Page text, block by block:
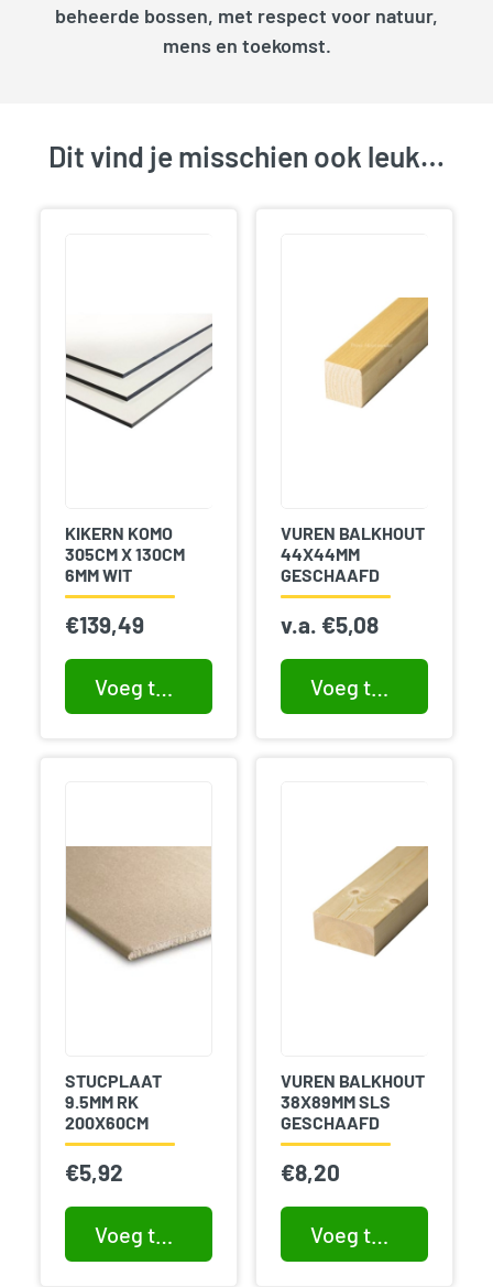
beheerde bossen, met respect voor natuur,
mens en toekomst.
Dit vind je misschien ook leuk…
KIKERN KOMO
305CM X 130CM
6MM WIT
€139,49
Voeg toe aan winkelwagen
VUREN BALKHOUT
44X44MM
GESCHAAFD
v.a. €5,08
Voeg toe aan winkelwagen
STUCPLAAT
9.5MM RK
200X60CM
€5,92
Voeg toe aan winkelwagen
VUREN BALKHOUT
38X89MM SLS
GESCHAAFD
€8,20
Voeg toe aan winkelwagen